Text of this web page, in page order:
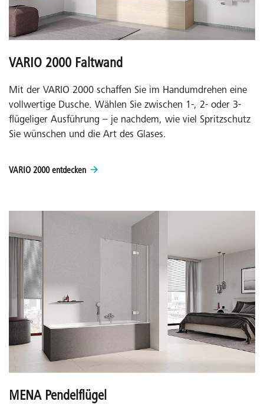
VARIO 2000 Faltwand
Mit der VARIO 2000 schaffen Sie im Handumdrehen eine
vollwertige Dusche. Wählen Sie zwischen 1-, 2- oder 3-
flügeliger Ausführung – je nachdem, wie viel Spritzschutz
Sie wünschen und die Art des Glases.
VARIO 2000 entdecken
MENA Pendelflügel